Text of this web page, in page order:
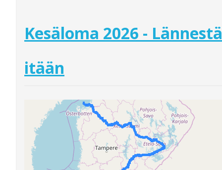
Kesäloma 2026 - Lännestä
itään